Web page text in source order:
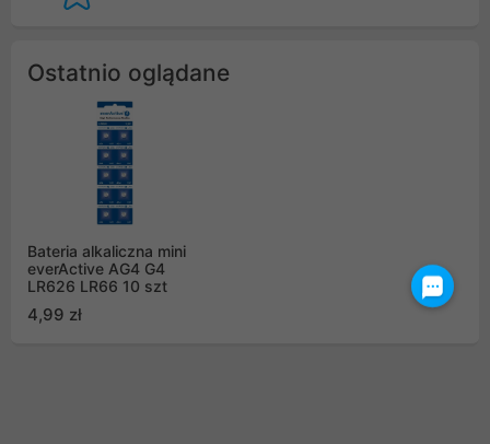
Ostatnio oglądane
Bateria alkaliczna mini
everActive AG4 G4
LR626 LR66 10 szt
4,99 zł